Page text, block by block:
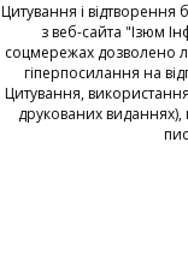
Цитування і відтворення
з веб-сайта "Ізюм
соцмережах дозволено
гіперпосилання на
Цитування,
друкованих виданнях),